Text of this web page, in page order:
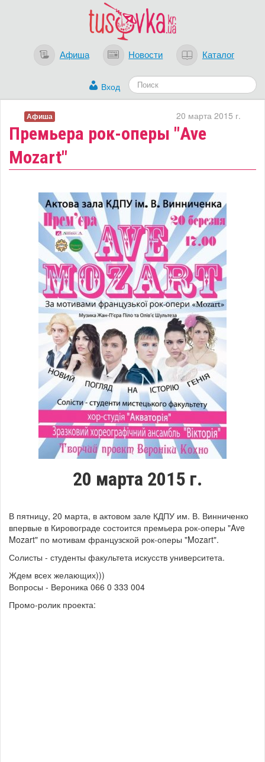
Афиша Новости Каталог
Вход
Премьера рок-оперы "Ave
Mozart"
20 марта 2015 г.
Афиша
20 марта 2015 г.
В пятницу, 20 марта, в актовом зале КДПУ им. В. Винниченко
впервые в Кировограде состоится премьера рок-оперы "Ave
Mozart" по мотивам французской рок-оперы "Mozart".
Солисты - студенты факультета искусств университета.
Ждем всех желающих)))
Вопросы - Вероника 066 0 333 004
Промо-ролик проекта: